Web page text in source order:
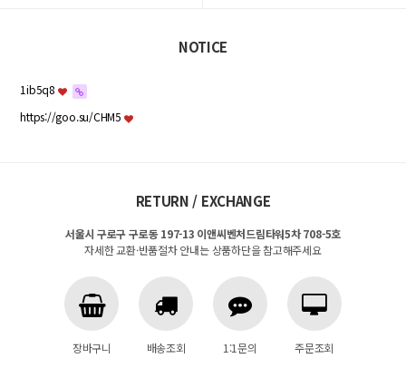
NOTICE
1ib5q8
https://goo.su/CHM5
RETURN / EXCHANGE
서울시 구로구 구로동 197-13 이앤씨벤처드림타워5차 708-5호
자세한 교환·반품절차 안내는 상품하단을 참고해주세요
장바구니 배송조회 1:1문의 주문조회